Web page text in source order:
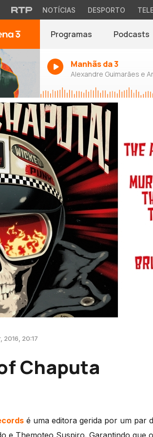
NOTÍCIAS DESPORTO
Programas Podcasts
Manhãs da 3
Alexandre Guimarães e
2016, 20:17
Chaputa
é uma editora gerida por um par
e Themoteo Suspiro. Garantindo que